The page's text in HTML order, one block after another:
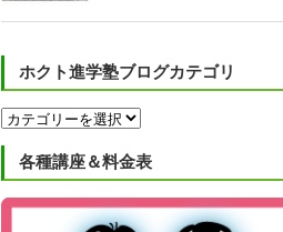
ホクト進学塾ブログカテゴリ
ホ
ク
ト
学
塾
各種講座＆料金表